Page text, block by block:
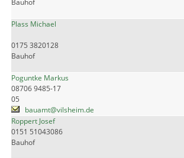
Plass Michael
0175 3820128
Bauhof
Poguntke Markus
08706 9485-17
05
bauamt@vilsheim.de
Roppert Josef
0151 51043086
Bauhof